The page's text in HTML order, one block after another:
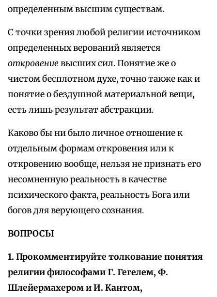
определенным высшим существам.
С точки зрения любой религии источником
определенных верований является
откровениевысших сил. Понятие же о
чистом бесплотном духе, точно также как и
понятие о бездушной материальной вещи,
есть лишь результат абстракции.
Каково бы ни было личное отношение к
отдельным формам откровения или к
откровению вообще, нельзя не признать его
несомненную реальность в качестве
психического факта, реальность Бога или
богов для верующего сознания.
ВОПРОСЫ
1. Прокомментируйте толкование понятия
религии философами Г. Гегелем, Ф.
Шлейермахером и И. Кантом,